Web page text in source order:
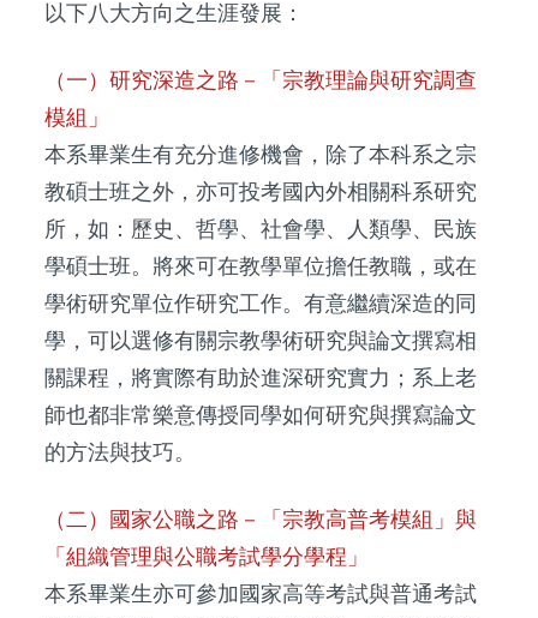
以下八大方向之生涯發展：
（一）研究深造之路－「宗教理論與研究調查
模組」
本系畢業生有充分進修機會，除了本科系之宗
教碩士班之外，亦可投考國內外相關科系研究
所，如：歷史、哲學、社會學、人類學、民族
學碩士班。將來可在教學單位擔任教職，或在
學術研究單位作研究工作。有意繼續深造的同
學，可以選修有關宗教學術研究與論文撰寫相
關課程，將實際有助於進深研究實力；系上老
師也都非常樂意傳授同學如何研究與撰寫論文
的方法與技巧。
（二）國家公職之路－「宗教高普考模組」與
「組織管理與公職考試學分學程」
本系畢業生亦可參加國家高等考試與普通考試